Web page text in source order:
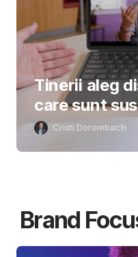
Tinerii aleg
care sunt
Cristi Dorombach
Brand